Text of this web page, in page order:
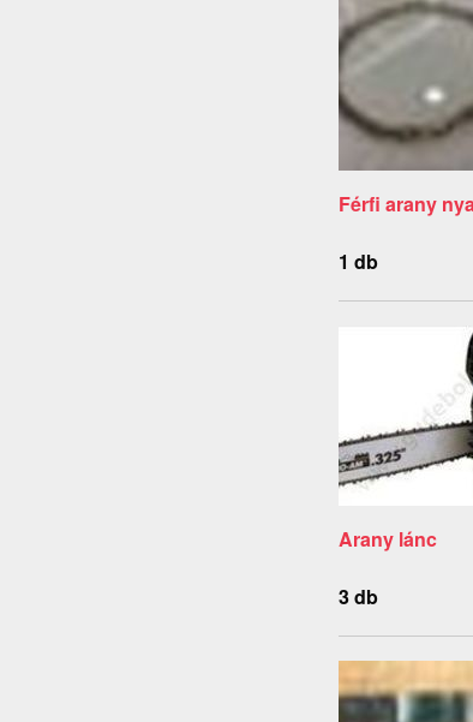
Férfi arany
1 db
Arany lánc
3 db